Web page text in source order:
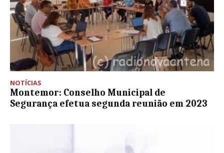
NOTÍCIAS
Montemor: Conselho Municipal de
Segurança efetua segunda reunião em 2023